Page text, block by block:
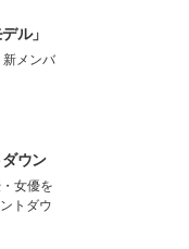
ル」
メンバ
ウン
女優を
トダウ